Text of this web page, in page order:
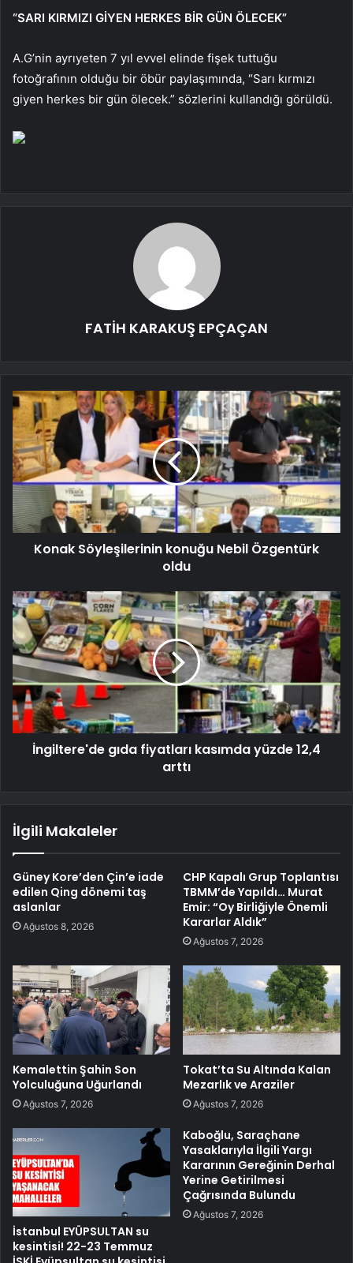
“SARI KIRMIZI GİYEN HERKES BİR GÜN ÖLECEK”
A.G’nin ayrıyeten 7 yıl evvel elinde fişek tuttuğu
fotoğrafının olduğu bir öbür paylaşımında, “Sarı kırmızı
giyen herkes bir gün ölecek.” sözlerini kullandığı görüldü.
FATİH KARAKUŞ EPÇAÇAN
Konak Söyleşilerinin konuğu Nebil Özgentürk
oldu
İngiltere'de gıda fiyatları kasımda yüzde 12,4
arttı
İlgili Makaleler
Güney Kore’den Çin’e iade
edilen Qing dönemi taş
aslanlar
Ağustos 8, 2026
CHP Kapalı Grup Toplantısı
TBMM’de Yapıldı… Murat
Emir: “Oy Birliğiyle Önemli
Kararlar Aldık”
Ağustos 7, 2026
Kemalettin Şahin Son
Yolculuğuna Uğurlandı
Ağustos 7, 2026
Tokat’ta Su Altında Kalan
Mezarlık ve Araziler
Ağustos 7, 2026
İstanbul EYÜPSULTAN su
kesintisi! 22-23 Temmuz
Kaboğlu, Saraçhane
Yasaklarıyla İlgili Yargı
Kararının Gereğinin Derhal
Yerine Getirilmesi
Çağrısında Bulundu
Ağustos 7, 2026